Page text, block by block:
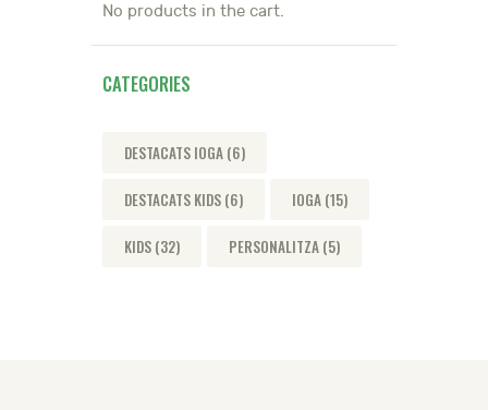
No products in the cart.
CATEGORIES
DESTACATS IOGA (6)
DESTACATS KIDS (6) IOGA (15)
KIDS (32) PERSONALITZA (5)